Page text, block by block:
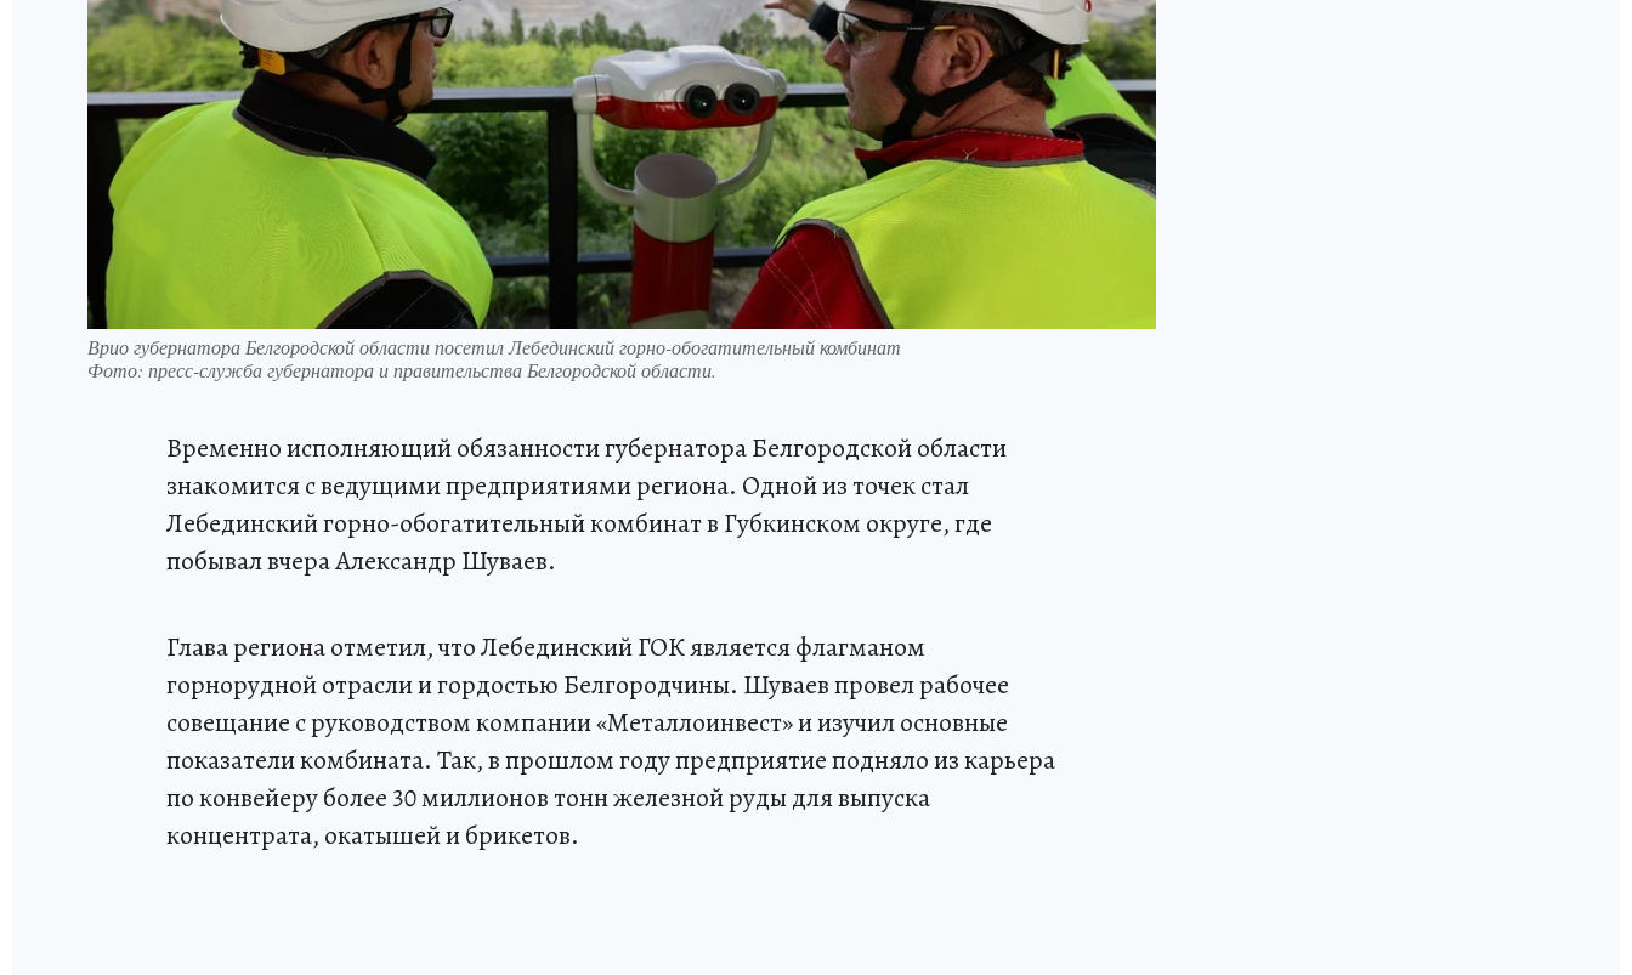
Врио губернатора Белгородской области посетил Лебединский горно-обогатительный комбинат
Фото: пресс-служба губернатора и правительства Белгородской области.
Временно исполняющий обязанности губернатора Белгородской области
знакомится с ведущими предприятиями региона. Одной из точек стал
Лебединский горно-обогатительный комбинат в Губкинском округе, где
побывал вчера Александр Шуваев.
Глава региона отметил, что Лебединский ГОК является флагманом
горнорудной отрасли и гордостью Белгородчины. Шуваев провел рабочее
совещание с руководством компании «Металлоинвест» и изучил основные
показатели комбината. Так, в прошлом году предприятие подняло из карьера
по конвейеру более 30 миллионов тонн железной руды для выпуска
концентрата, окатышей и брикетов.